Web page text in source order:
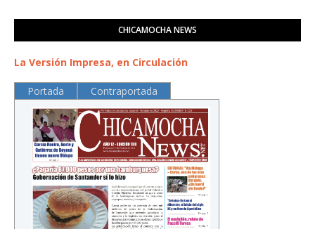
CHICAMOCHA NEWS
La Versión Impresa, en Circulación
Portada Contraportada